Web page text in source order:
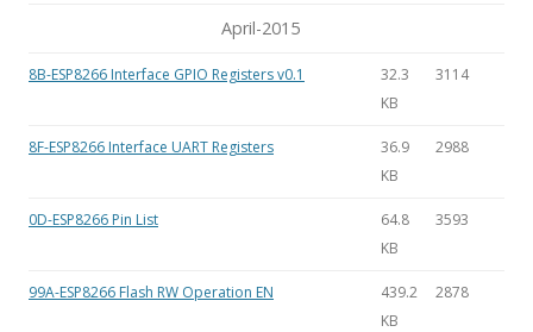
April-2015
8B-ESP8266 Interface GPIO Registers v0.1
32.3
KB
3114
8F-ESP8266 Interface UART Registers
36.9
KB
2988
0D-ESP8266 Pin List
64.8
KB
3593
99A-ESP8266 Flash RW Operation EN
439.2
KB
2878